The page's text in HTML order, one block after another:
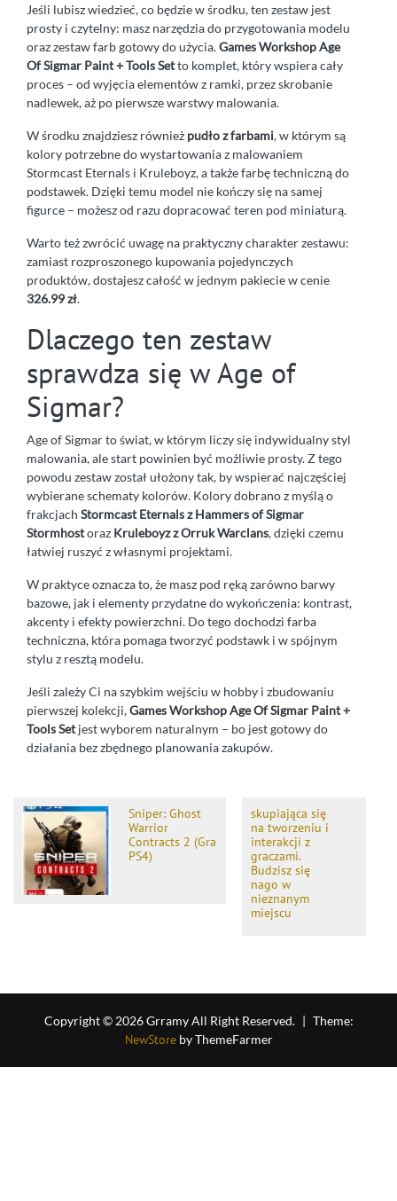
Jeśli lubisz wiedzieć, co będzie w środku, ten zestaw jest
prosty i czytelny: masz narzędzia do przygotowania modelu
oraz zestaw farb gotowy do użycia.Games Workshop Age
Of Sigmar Paint + Tools Setto komplet, który wspiera cały
proces – od wyjęcia elementów z ramki, przez skrobanie
nadlewek, aż po pierwsze warstwy malowania.
W środku znajdziesz również pudło z farbami, w którym są
kolory potrzebne do wystartowania z malowaniem
Stormcast Eternals i Kruleboyz, a także farbę techniczną do
podstawek. Dzięki temu model nie kończy się na samej
figurce – możesz od razu dopracować teren pod miniaturą.
Warto też zwrócić uwagę na praktyczny charakter zestawu:
zamiast rozproszonego kupowania pojedynczych
produktów, dostajesz całość w jednym pakiecie w cenie
326.99 zł.
Dlaczego ten zestaw
sprawdza się w Age of
Sigmar?
Age of Sigmar to świat, w którym liczy się indywidualny styl
malowania, ale start powinien być możliwie prosty. Z tego
powodu zestaw został ułożony tak, by wspierać najczęściej
wybierane schematy kolorów. Kolory dobrano z myślą o
frakcjach Stormcast Eternals z Hammers of Sigmar
Stormhostoraz Kruleboyz z Orruk Warclans, dzięki czemu
łatwiej ruszyć z własnymi projektami.
W praktyce oznacza to, że masz pod ręką zarówno barwy
bazowe, jak i elementy przydatne do wykończenia: kontrast,
akcenty i efekty powierzchni. Do tego dochodzi farba
techniczna, która pomaga tworzyć podstawk i w spójnym
stylu z resztą modelu.
Jeśli zależy Ci na szybkim wejściu w hobby i zbudowaniu
pierwszej kolekcji,Games Workshop Age Of Sigmar Paint +
Tools Setjest wyborem naturalnym – bo jest gotowy do
działania bez zbędnego planowania zakupów.
Sniper: Ghost
Warrior
Contracts 2 (Gra
PS4)
skupiająca się
na tworzeniu i
interakcji z
graczami.
Budzisz się
nago w
nieznanym
miejscu
Copyright © 2026 Grramy All Right Reserved. | Theme:
NewStoreby ThemeFarmer